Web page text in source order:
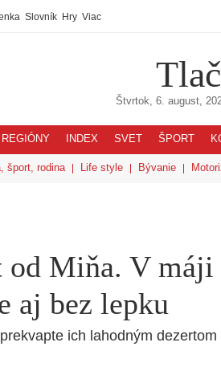
Slovník Hry Viac
Štvrtok, 6. august,
REGIÓNY INDEX SVET ŠPORT
šport, rodina Life style Bývanie
od Miňa. V máji
aj bez lepku
ich lahodným